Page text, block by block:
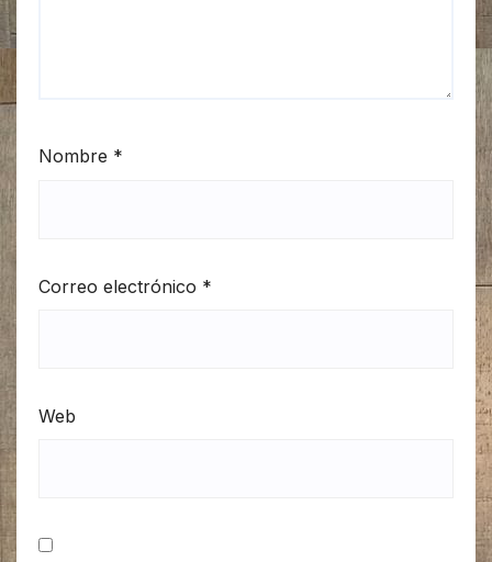
Nombre *
Correo electrónico *
Web